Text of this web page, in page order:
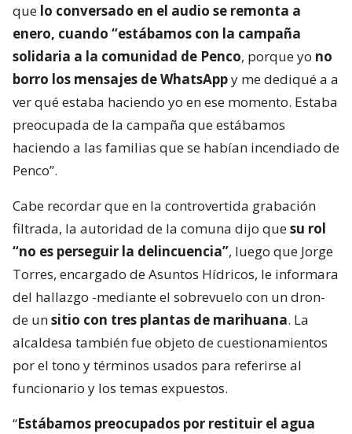
que lo conversado en el audio se remonta a
enero, cuando “estábamos con la campaña
solidaria a la comunidad de Penco, porque yo no
borro los mensajes de WhatsAppy me dediqué a a
ver qué estaba haciendo yo en ese momento. Estaba
preocupada de la campaña que estábamos
haciendo a las familias que se habían incendiado de
Penco”.
Cabe recordar que en la controvertida grabación
filtrada, la autoridad de la comuna dijo quesu rol
“no es perseguir la delincuencia”, luego que Jorge
Torres, encargado de Asuntos Hídricos, le informara
del hallazgo -mediante el sobrevuelo con un dron-
de unsitio con tres plantas de marihuana. La
alcaldesa también fue objeto de cuestionamientos
por el tono y términos usados para referirse al
funcionario y los temas expuestos.
“Estábamos preocupados por restituir el agua